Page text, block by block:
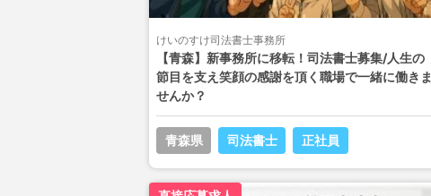
けいのすけ司法書士事務所
【青森】新事務所に移転！司法書士募集/人生の
節目を支え笑顔の感謝を頂く職場で一緒に働きま
せんか？
青森県 司法書士 正社員